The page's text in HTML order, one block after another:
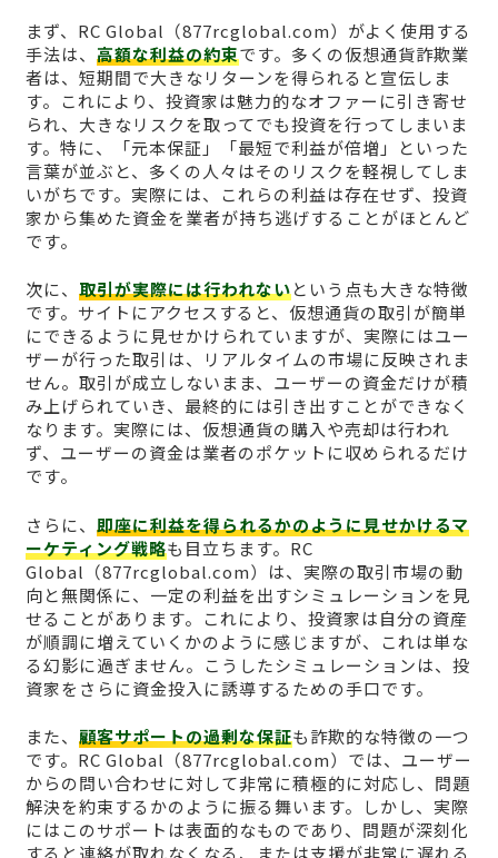
まず、RC Global（877rcglobal.com）がよく使用する
手法は、 高額な利益の約束です。多くの仮想通貨詐欺業
者は、短期間で大きなリターンを得られると宣伝しま
す。これにより、投資家は魅力的なオファーに引き寄せ
られ、大きなリスクを取ってでも投資を行ってしまいま
す。特に、「元本保証」「最短で利益が倍増」といった
言葉が並ぶと、多くの人々はそのリスクを軽視してしま
いがちです。実際には、これらの利益は存在せず、投資
家から集めた資金を業者が持ち逃げすることがほとんど
です。
次に、 取引が実際には行われないという点も大きな特徴
です。サイトにアクセスすると、仮想通貨の取引が簡単
にできるように見せかけられていますが、実際にはユー
ザーが行った取引は、リアルタイムの市場に反映されま
せん。取引が成立しないまま、ユーザーの資金だけが積
み上げられていき、最終的には引き出すことができなく
なります。実際には、仮想通貨の購入や売却は行われ
ず、ユーザーの資金は業者のポケットに収められるだけ
です。
さらに、 即座に利益を得られるかのように見せかけるマ
ーケティング戦略も目立ちます。RC
Global（877rcglobal.com）は、実際の取引市場の動
向と無関係に、一定の利益を出すシミュレーションを見
せることがあります。これにより、投資家は自分の資産
が順調に増えていくかのように感じますが、これは単な
る幻影に過ぎません。こうしたシミュレーションは、投
資家をさらに資金投入に誘導するための手口です。
また、 顧客サポートの過剰な保証も詐欺的な特徴の一つ
です。RC Global（877rcglobal.com）では、ユーザー
からの問い合わせに対して非常に積極的に対応し、問題
解決を約束するかのように振る舞います。しかし、実際
にはこのサポートは表面的なものであり、問題が深刻化
すると連絡が取れなくなる、または支援が非常に遅れる